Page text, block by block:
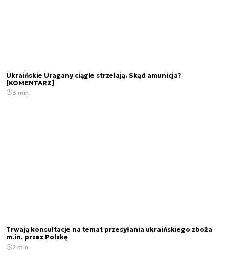
Ukraińskie Uragany ciągle strzelają. Skąd amunicja?
[KOMENTARZ]
3 min.
Trwają konsultacje na temat przesyłania ukraińskiego zboża
m.in. przez Polskę
2 min.